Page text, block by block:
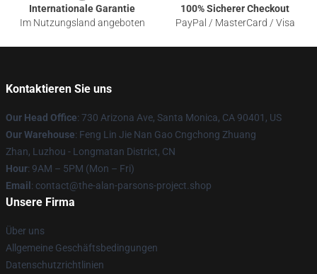
Internationale Garantie
Im Nutzungsland angeboten
100% Sicherer Checkout
PayPal / MasterCard / Visa
Kontaktieren Sie uns
Our Head Office: 730 Arizona Ave, Santa Monica, CA 90401, US
Our Warehouse: Feng Lin Jie Nan Gao Cngchong Zhuang
Zhan, Luzhou - Longmatan District, CN
Hour: 9AM – 5PM (Mon – Fri)
Email : contact@the-alan-parsons-project.shop
Unsere Firma
Über uns
Allgemeine Geschäftsbedingungen
Datenschutzrichtlinien